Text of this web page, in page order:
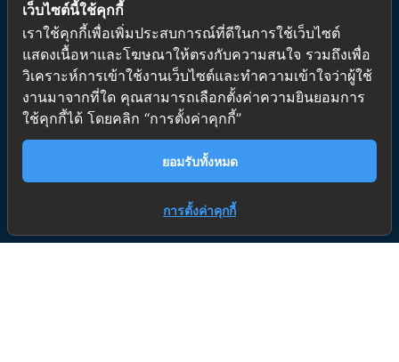
ติดตามช่องผ่านทางโซเชียลมีเดีย
ติดต่อเรา
ที่อยู่ :20/2 ซอยเฉลิมพระเกียรติ ร.9 ซ.48 แยก 1 แขวงดอกไม้ เขต
ประเวศ กรุงเทพมหานคร 10250
เว็บไซต์นี้ใช้คุกกี้
เราใช้คุกกี้เพื่อเพิ่มประสบการณ์ที่ดีในการใช้เว็บไซต์
แสดงเนื้อหาและโฆษณาให้ตรงกับความสนใจ รวมถึงเพื่อ
วิเคราะห์การเข้าใช้งานเว็บไซต์และทำความเข้าใจว่าผู้ใช้
งานมาจากที่ใด คุณสามารถเลือกตั้งค่าความยินยอมการ
ใช้คุกกี้ได้ โดยคลิก “การตั้งค่าคุกกี้”
ยอมรับทั้งหมด
การตั้งค่าคุกกี้